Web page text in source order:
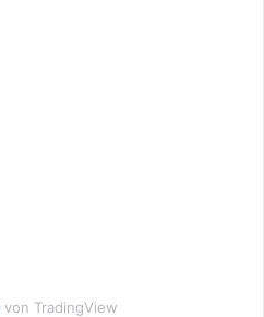
von TradingView